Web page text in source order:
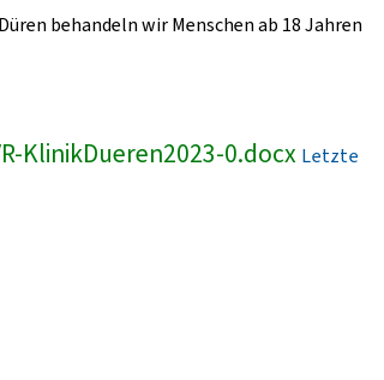
behandeln wir Menschen ab 18 Jahren
KlinikDueren2023-0.docx Letzte